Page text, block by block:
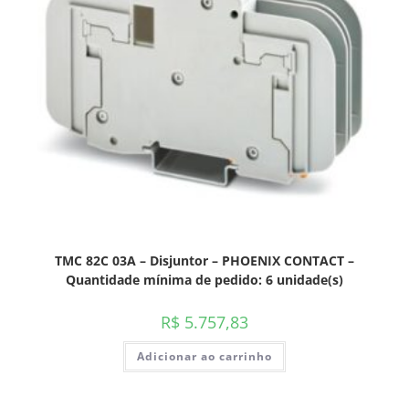
TMC 82C 03A – Disjuntor – PHOENIX CONTACT –
Quantidade mínima de pedido: 6 unidade(s)
R$ 5.757,83
Adicionar ao carrinho